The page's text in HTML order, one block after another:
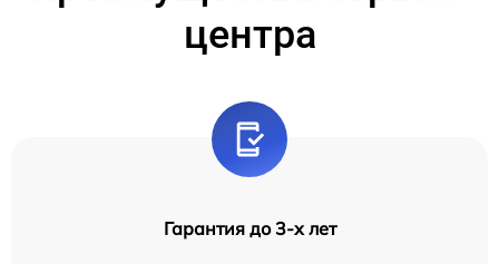
центра
Гарантия до 3-х лет